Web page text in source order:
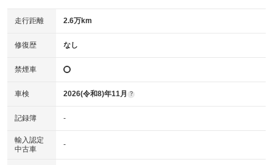
走行距離 2.6万km
修復歴 なし
禁煙車
車検 2026(令和8)年11月 ?
記録簿 -
輸入認定
中古車
-